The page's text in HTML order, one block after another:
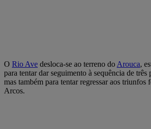
O Rio Ave desloca-se ao terreno do Arouca,
para tentar dar seguimento à sequência de três
mas também para tentar regressar aos triunfos
Arcos.